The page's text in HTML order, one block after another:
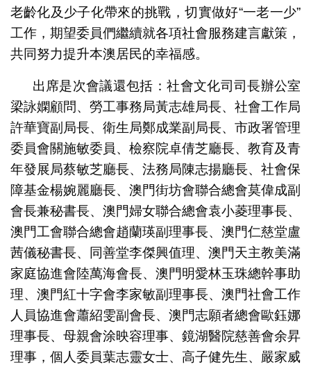
老齡化及少子化帶來的挑戰，切實做好“一老一少”
工作，期望委員們繼續就各項社會服務建言獻策，
共同努力提升本澳居民的幸福感。
出席是次會議還包括：社會文化司司長辦公室
梁詠嫻顧問、勞工事務局黃志雄局長、社會工作局
許華寶副局長、衛生局鄭成業副局長、市政署管理
委員會關施敏委員、檢察院卓倩芝廳長、教育及青
年發展局蔡敏芝廳長、法務局陳志揚廳長、社會保
障基金楊婉麗廳長、澳門街坊會聯合總會莫偉成副
會長兼秘書長、澳門婦女聯合總會袁小菱理事長、
澳門工會聯合總會趙蘭瑛副理事長、澳門仁慈堂盧
茜儀秘書長、同善堂李傑興值理、澳門天主教美滿
家庭協進會陸萬海會長、澳門明愛林玉珠總幹事助
理、澳門紅十字會李家敏副理事長、澳門社會工作
人員協進會蕭紹雯副會長、澳門志願者總會歐鈺娜
理事長、母親會涂映容理事、鏡湖醫院慈善會余昇
理事，個人委員葉志靈女士、高子健先生、嚴家威